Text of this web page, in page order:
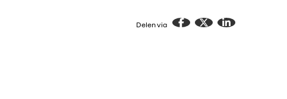
Delen via